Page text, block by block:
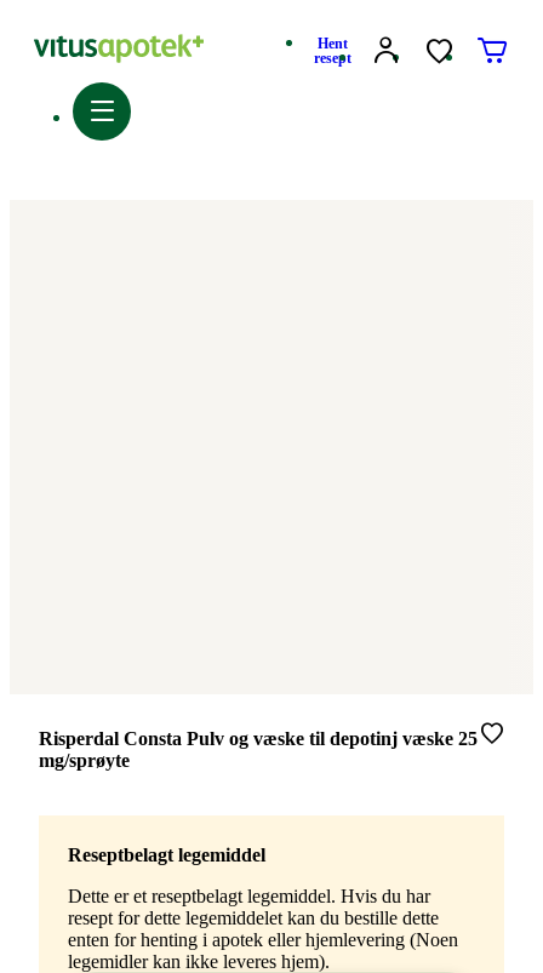
Hent
resept
Merke:
Risperdal Consta Pulv og væske til depotinj væske 25
mg/sprøyte
Reseptbelagt legemiddel
Dette er et reseptbelagt legemiddel. Hvis du har
resept for dette legemiddelet kan du bestille dette
enten for henting i apotek eller hjemlevering (Noen
legemidler kan ikke leveres hjem).